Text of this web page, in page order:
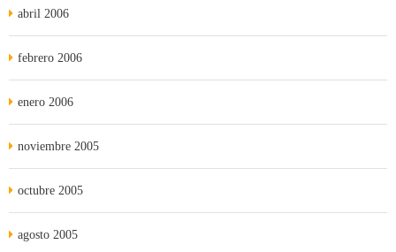
abril 2006
febrero 2006
enero 2006
noviembre 2005
octubre 2005
agosto 2005